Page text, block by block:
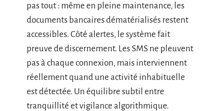
pas tout : même en pleine maintenance, les
documents bancaires dématérialisés restent
accessibles. Côté alertes, le système fait
preuve de discernement. Les SMS ne pleuvent
pas à chaque connexion, mais interviennent
réellement quand une activité inhabituelle
est détectée. Un équilibre subtil entre
tranquillité et vigilance algorithmique.